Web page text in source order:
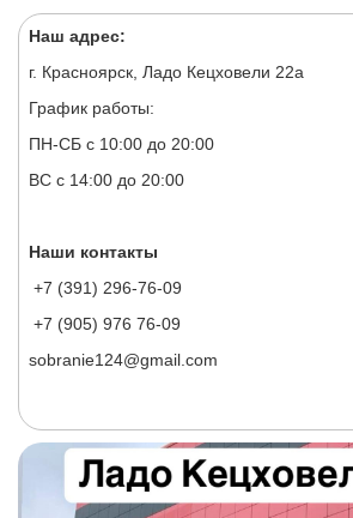
Наш адрес:
г. Красноярск, Ладо Кецховели 22а
График работы:
ПН-СБ с 10:00 до 20:00
ВС с 14:00 до 20:00
Наши контакты
+7 (391) 296-76-09
+7 (905) 976 76-09
sobranie124@gmail.com